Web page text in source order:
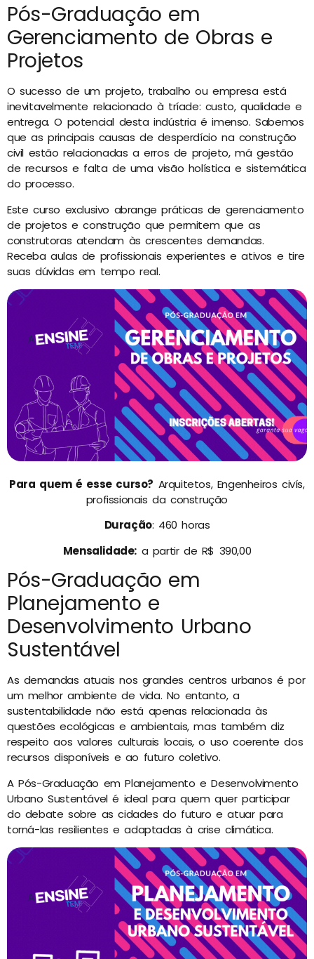
Pós-Graduação em
Gerenciamento de Obras e
Projetos
O sucesso de um projeto, trabalho ou empresa está
inevitavelmente relacionado à tríade: custo, qualidade e
entrega. O potencial desta indústria é imenso. Sabemos
que as principais causas de desperdício na construção
civil estão relacionadas a erros de projeto, má gestão
de recursos e falta de uma visão holística e sistemática
do processo.
Este curso exclusivo abrange práticas de gerenciamento
de projetos e construção que permitem que as
construtoras atendam às crescentes demandas.
Receba aulas de profissionais experientes e ativos e tire
suas dúvidas em tempo real.
Para quem é esse curso? Arquitetos, Engenheiros civís,
profissionais da construção
Duração: 460 horas
Mensalidade: a partir de R$ 390,00
Pós-Graduação em
Planejamento e
Desenvolvimento Urbano
Sustentável
As demandas atuais nos grandes centros urbanos é por
um melhor ambiente de vida. No entanto, a
sustentabilidade não está apenas relacionada às
questões ecológicas e ambientais, mas também diz
respeito aos valores culturais locais, o uso coerente dos
recursos disponíveis e ao futuro coletivo.
A Pós-Graduação em Planejamento e Desenvolvimento
Urbano Sustentável é ideal para quem quer participar
do debate sobre as cidades do futuro e atuar para
torná-las resilientes e adaptadas à crise climática.